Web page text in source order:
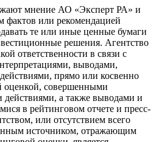
мнение АО «Эксперт РА» и
фактов или рекомендацией
те или иные ценные бумаги
решения. Агентство
ответственности в связи с
выводами,
прямо или косвенно
оценкой, совершенными
а также выводами и
в рейтинговом отчете и пресс-
или отсутствием всего
источником, отражающим